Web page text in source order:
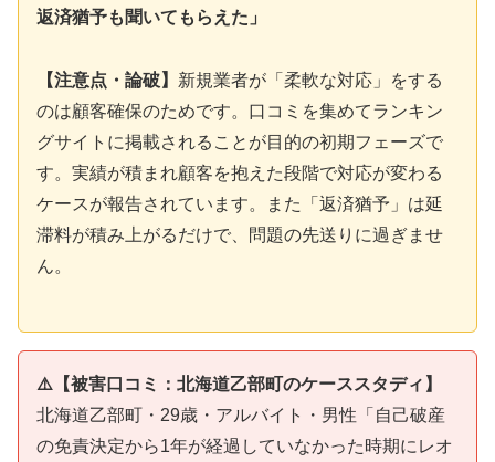
返済猶予も聞いてもらえた」
【注意点・論破】 新規業者が「柔軟な対応」をする
のは顧客確保のためです。口コミを集めてランキン
グサイトに掲載されることが目的の初期フェーズで
す。実績が積まれ顧客を抱えた段階で対応が変わる
ケースが報告されています。また「返済猶予」は延
滞料が積み上がるだけで、問題の先送りに過ぎませ
ん。
⚠️【被害口コミ：北海道乙部町のケーススタディ】
北海道乙部町・29歳・アルバイト・男性「自己破産
の免責決定から1年が経過していなかった時期にレオ